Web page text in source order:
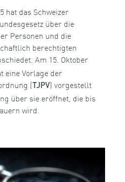
hat das Schweizer
über die
Personen und die
berechtigten
Am 15. Oktober
eine Vorlage der
( TJPV) vorgestellt
über sie eröffnet, die bis
wird.